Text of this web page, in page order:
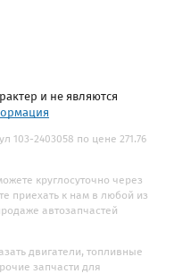
и не являются
103-2403058 по цене 271.76
круглосуточно через
приехать к нам в любой из
автозапчастей
двигатели, топливные
запчасти для